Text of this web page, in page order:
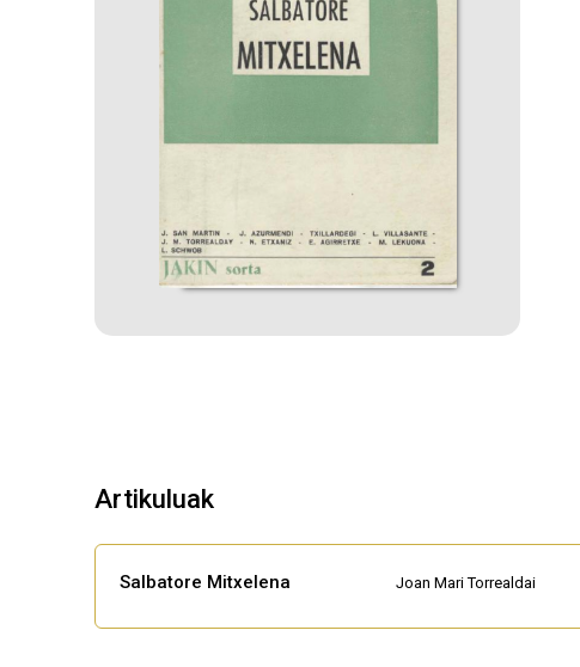
Artikuluak
Salbatore Mitxelena Joan Mari Torrealdai